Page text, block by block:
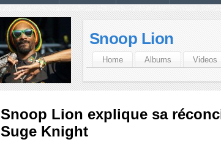
Snoop Lion
Home Albums Videos
Snoop Lion explique sa
Suge Knight